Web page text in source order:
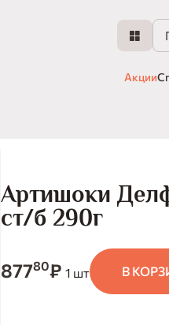
Акции
Артишоки
ст/б 290г
87780₽ 1 шт В